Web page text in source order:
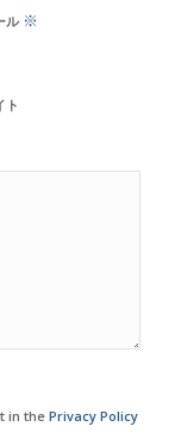
ル ※
ト
in thePrivacy Policy